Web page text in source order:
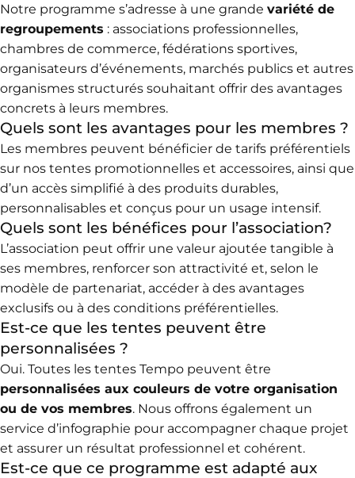
Notre programme s’adresse à une grande variété de
regroupements : associations professionnelles,
chambres de commerce, fédérations sportives,
organisateurs d’événements, marchés publics et autres
organismes structurés souhaitant offrir des avantages
concrets à leurs membres.
Quels sont les avantages pour les membres ?
Les membres peuvent bénéficier de tarifs préférentiels
sur nos tentes promotionnelles et accessoires, ainsi que
d’un accès simplifié à des produits durables,
personnalisables et conçus pour un usage intensif.
Quels sont les bénéfices pour l’association?
L’association peut offrir une valeur ajoutée tangible à
ses membres, renforcer son attractivité et, selon le
modèle de partenariat, accéder à des avantages
exclusifs ou à des conditions préférentielles.
Est-ce que les tentes peuvent être
personnalisées ?
Oui. Toutes les tentes Tempo peuvent être
personnalisées aux couleurs de votre organisation
ou de vos membres. Nous offrons également un
service d’infographie pour accompagner chaque projet
et assurer un résultat professionnel et cohérent.
Est-ce que ce programme est adapté aux